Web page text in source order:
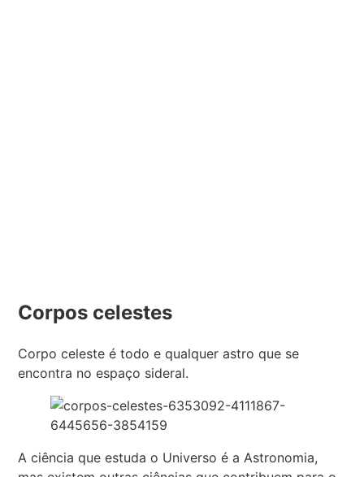
Corpos celestes
Corpo celeste é todo e qualquer astro que se
encontra no espaço sideral.
A ciência que estuda o Universo é a Astronomia,